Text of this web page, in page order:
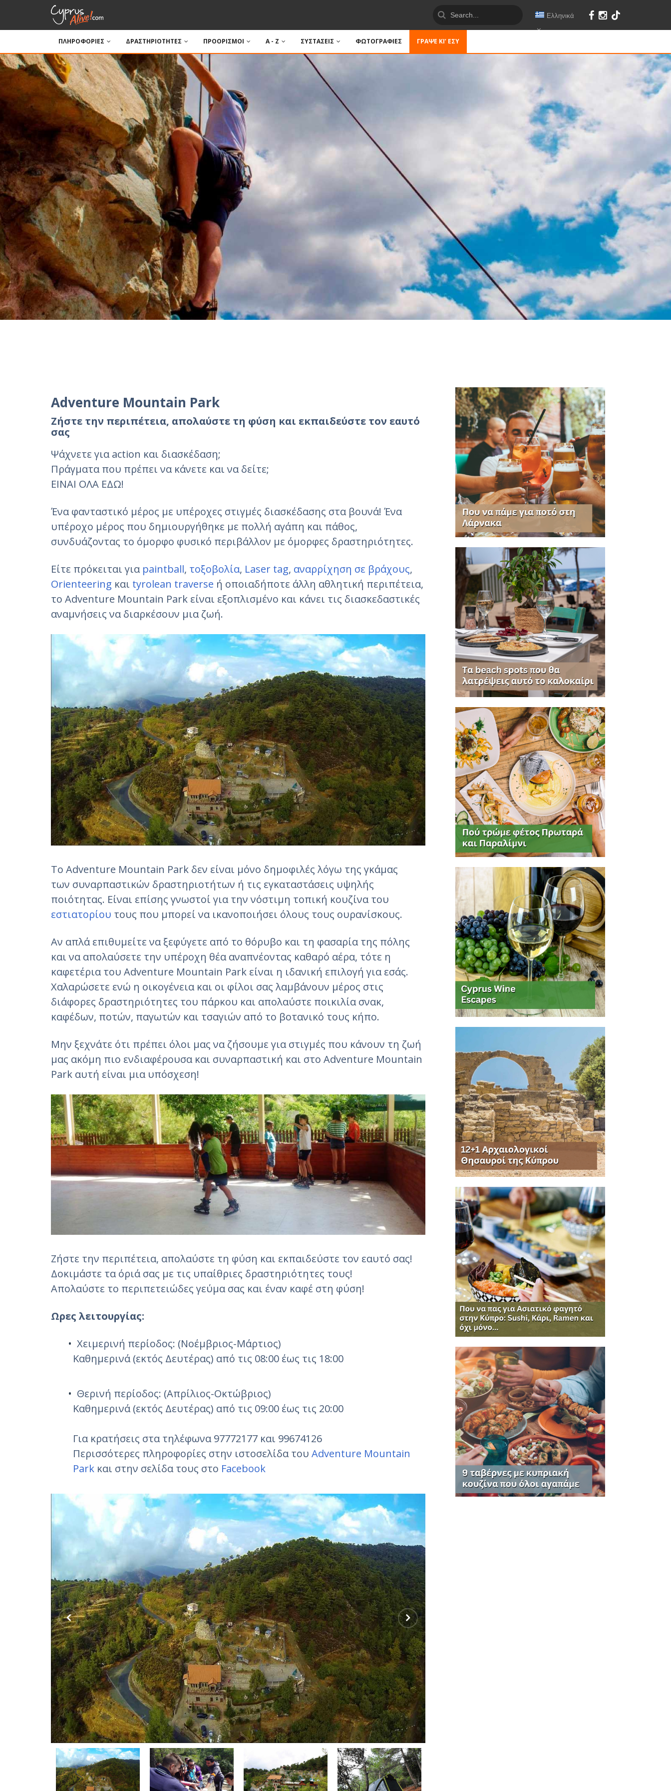
Ελληνικά
ΠΛΗΡΟΦΟΡΙΕΣ ΔΡΑΣΤΗΡΙΟΤΗΤΕΣ ΠΡΟΟΡΙΣΜΟΙ A - Z ΣΥΣΤΑΣΕΙΣ ΦΩΤΟΓΡΑΦΙΕΣ ΓΡΆΨΕ ΚΙ’ ΕΣΎ
Adventure Mountain Park
Ζήστε την περιπέτεια, απολαύστε τη φύση και εκπαιδεύστε τον εαυτό
σας
Ψάχνετε για action και διασκέδαση;
Πράγματα που πρέπει να κάνετε και να δείτε;
ΕΙΝΑΙ ΟΛΑ ΕΔΩ!
Ένα φανταστικό μέρος με υπέροχες στιγμές διασκέδασης στα βουνά! Ένα
υπέροχο μέρος που δημιουργήθηκε με πολλή αγάπη και πάθος,
συνδυάζοντας το όμορφο φυσικό περιβάλλον με όμορφες δραστηριότητες.
Είτε πρόκειται για paintball, τοξοβολία, Laser tag, αναρρίχηση σε βράχους,
Orienteering και tyrolean traverse ή οποιαδήποτε άλλη αθλητική περιπέτεια,
το Adventure Mountain Park είναι εξοπλισμένο και κάνει τις διασκεδαστικές
αναμνήσεις να διαρκέσουν μια ζωή.
Το Adventure Mountain Park δεν είναι μόνο δημοφιλές λόγω της γκάμας
των συναρπαστικών δραστηριοτήτων ή τις εγκαταστάσεις υψηλής
ποιότητας. Είναι επίσης γνωστοί για την νόστιμη τοπική κουζίνα του
εστιατορίου τους που μπορεί να ικανοποιήσει όλους τους ουρανίσκους.
Αν απλά επιθυμείτε να ξεφύγετε από το θόρυβο και τη φασαρία της πόλης
και να απολαύσετε την υπέροχη θέα αναπνέοντας καθαρό αέρα, τότε η
καφετέρια του Adventure Mountain Park είναι η ιδανική επιλογή για εσάς.
Χαλαρώσετε ενώ η οικογένεια και οι φίλοι σας λαμβάνουν μέρος στις
διάφορες δραστηριότητες του πάρκου και απολαύστε ποικιλία σνακ,
καφέδων, ποτών, παγωτών και τσαγιών από το βοτανικό τους κήπο.
Μην ξεχνάτε ότι πρέπει όλοι μας να ζήσουμε για στιγμές που κάνουν τη ζωή
μας ακόμη πιο ενδιαφέρουσα και συναρπαστική και στο Adventure Mountain
Park αυτή είναι μια υπόσχεση!
Ζήστε την περιπέτεια, απολαύστε τη φύση και εκπαιδεύστε τον εαυτό σας!
Δοκιμάστε τα όριά σας με τις υπαίθριες δραστηριότητες τους!
Απολαύστε το περιπετειώδες γεύμα σας και έναν καφέ στη φύση!
Ωρες λειτουργίας:
Χειμερινή περίοδος: (Νοέμβριος-Μάρτιος)
Καθημερινά (εκτός Δευτέρας) από τις 08:00 έως τις 18:00
Θερινή περίοδος: (Απρίλιος-Οκτώβριος)
Καθημερινά (εκτός Δευτέρας) από τις 09:00 έως τις 20:00
Για κρατήσεις στα τηλέφωνα 97772177 και 99674126
Περισσότερες πληροφορίες στην ιστοσελίδα του Adventure Mountain
Park και στην σελίδα τους στο Facebook